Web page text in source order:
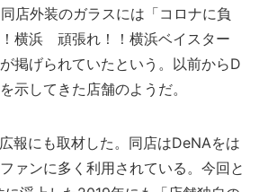
店外装のガラスには「コロナに負
横浜 頑張れ！！横浜ベイスター
掲げられていたという。以前からD
示してきた店舗のようだ。
報にも取材した。同店はDeNAをは
ァンに多く利用されている。今回と